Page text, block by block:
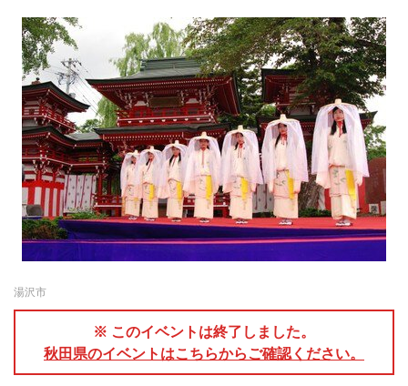
湯沢市
※ このイベントは終了しました。
秋田県のイベントはこちらからご確認ください。